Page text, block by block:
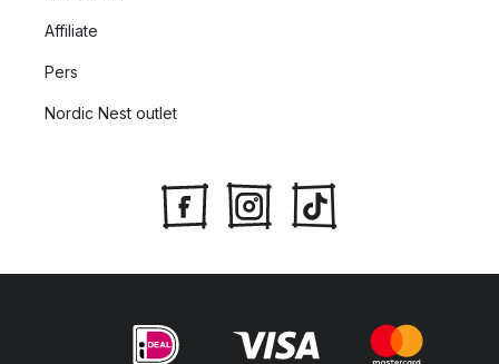
Affiliate
Pers
Nordic Nest outlet